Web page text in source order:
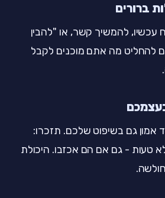
עכשיו, להמשיך קשר, או "להבין
להחליט מה אתם מוכנים לקבל
אמון גם בשיפוט שלכם. תזכרו:
טעות - גם אם הם אכזבו. היכולת